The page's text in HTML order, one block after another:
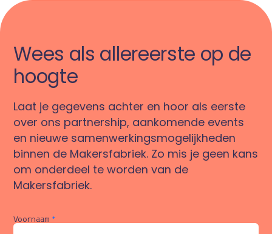
Wees als allereerste op de
hoogte
Laat je gegevens achter en hoor als eerste
over ons partnership, aankomende events
en nieuwe samenwerkingsmogelijkheden
binnen de Makersfabriek. Zo mis je geen kans
om onderdeel te worden van de
Makersfabriek.
Voornaam*